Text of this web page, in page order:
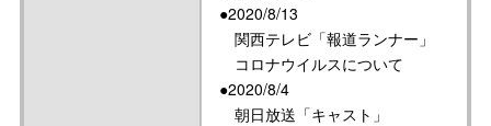
●2020/8/13
関西テレビ「報道ランナー」
コロナウイルスについて
●2020/8/4
朝日放送「キャスト」